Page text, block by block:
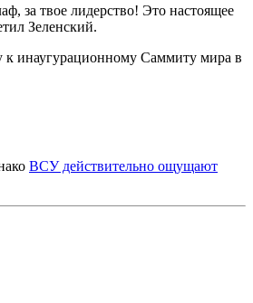
за твое лидерство! Это настоящее
Зеленский.
к инаугурационному Саммиту мира в
ВСУ действительно ощущают